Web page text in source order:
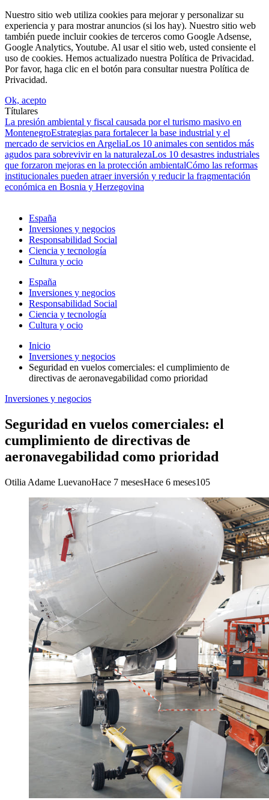
Nuestro sitio web utiliza cookies para mejorar y personalizar su
experiencia y para mostrar anuncios (si los hay). Nuestro sitio web
también puede incluir cookies de terceros como Google Adsense,
Google Analytics, Youtube. Al usar el sitio web, usted consiente el
uso de cookies. Hemos actualizado nuestra Política de Privacidad.
Por favor, haga clic en el botón para consultar nuestra Política de
Privacidad.
Ok, acepto
Títulares
La presión ambiental y fiscal causada por el turismo masivo en
MontenegroEstrategias para fortalecer la base industrial y el
mercado de servicios en ArgeliaLos 10 animales con sentidos más
agudos para sobrevivir en la naturalezaLos 10 desastres industriales
que forzaron mejoras en la protección ambientalCómo las reformas
institucionales pueden atraer inversión y reducir la fragmentación
económica en Bosnia y Herzegovina
España
Inversiones y negocios
Responsabilidad Social
Ciencia y tecnología
Cultura y ocio
España
Inversiones y negocios
Responsabilidad Social
Ciencia y tecnología
Cultura y ocio
Inicio
Inversiones y negocios
Seguridad en vuelos comerciales: el cumplimiento de
directivas de aeronavegabilidad como prioridad
Inversiones y negocios
Seguridad en vuelos comerciales: el
cumplimiento de directivas de
aeronavegabilidad como prioridad
Otilia Adame LuevanoHace 7 mesesHace 6 meses105